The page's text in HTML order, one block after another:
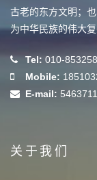
古老的东方文明；
为中华民族的伟大
Tel: 010-
Mobile:
E-mail:
关于我们